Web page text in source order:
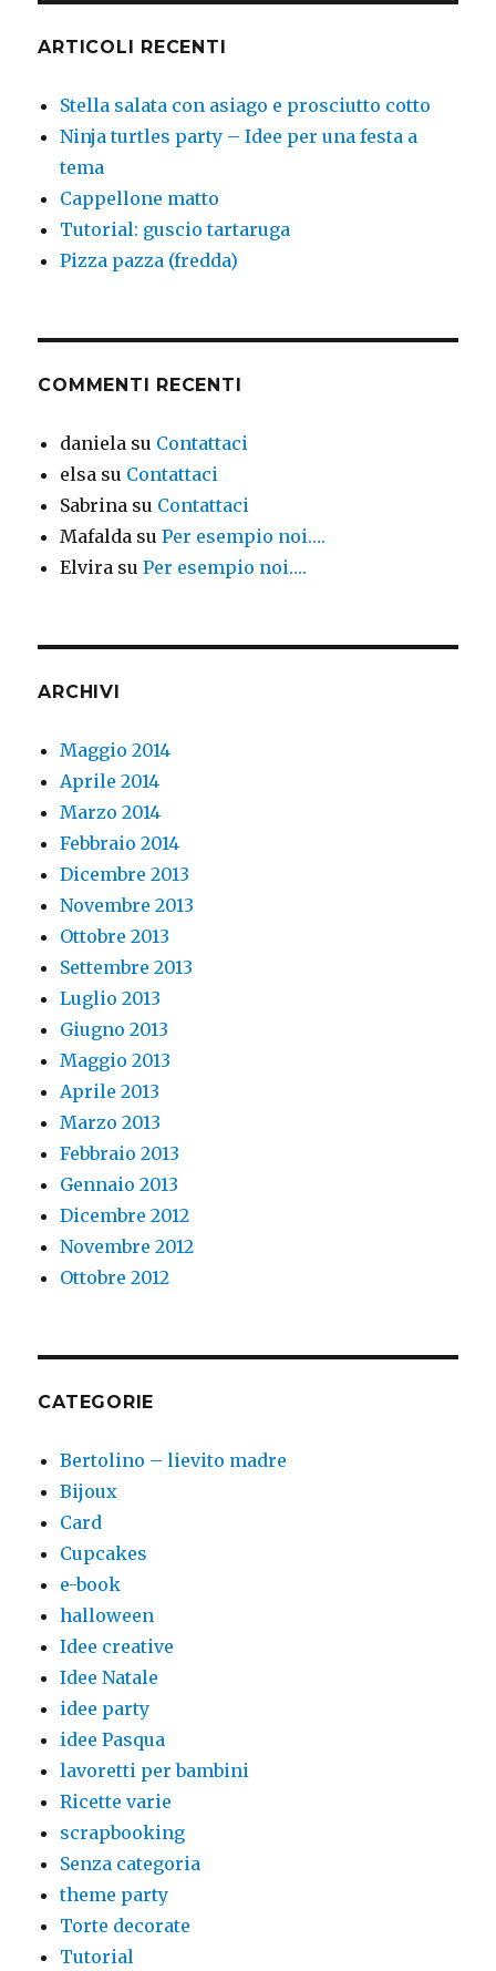
ARTICOLI RECENTI
Stella salata con asiago e prosciutto cotto
Ninja turtles party – Idee per una festa a
tema
Cappellone matto
Tutorial: guscio tartaruga
Pizza pazza (fredda)
COMMENTI RECENTI
daniela su Contattaci
elsa su Contattaci
Sabrina su Contattaci
Mafalda suPer esempio noi….
Elvira suPer esempio noi….
ARCHIVI
Maggio 2014
Aprile 2014
Marzo 2014
Febbraio 2014
Dicembre 2013
Novembre 2013
Ottobre 2013
Settembre 2013
Luglio 2013
Giugno 2013
Maggio 2013
Aprile 2013
Marzo 2013
Febbraio 2013
Gennaio 2013
Dicembre 2012
Novembre 2012
Ottobre 2012
CATEGORIE
Bertolino – lievito madre
Bijoux
Card
Cupcakes
e-book
halloween
Idee creative
Idee Natale
idee party
idee Pasqua
lavoretti per bambini
Ricette varie
scrapbooking
Senza categoria
theme party
Torte decorate
Tutorial